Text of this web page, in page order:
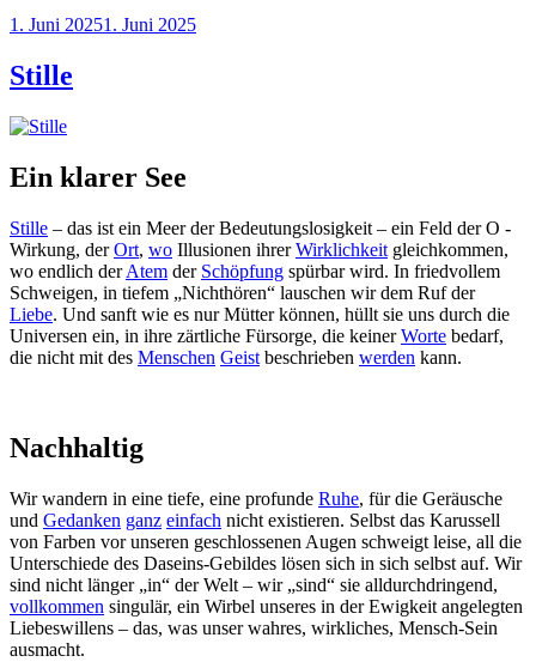
Veröffentlicht
1. Juni 20251. Juni 2025
Stille
Ein klarer See
Stille – das ist ein Meer der Bedeutungslosigkeit – ein Feld der O -
Wirkung, derOrt, wo Illusionen ihrerWirklichkeit gleichkommen,
wo endlich derAtem der Schöpfung spürbar wird. In friedvollem
Schweigen, in tiefem „Nichthören“ lauschen wir dem Ruf der
Liebe. Und sanft wie es nur Mütter können, hüllt sie uns durch die
Universen ein, in ihre zärtliche Fürsorge, die keinerWorte bedarf,
die nicht mit des Menschen Geist beschrieben werden kann.
Nachhaltig
Wir wandern in eine tiefe, eine profunde Ruhe, für die Geräusche
und Gedanken ganz einfach nicht existieren. Selbst das Karussell
von Farben vor unseren geschlossenen Augen schweigt leise, all die
Unterschiede des Daseins-Gebildes lösen sich in sich selbst auf. Wir
sind nicht länger „in“ der Welt – wir „sind“ sie alldurchdringend,
vollkommen singulär, ein Wirbel unseres in der Ewigkeit angelegten
Liebeswillens – das, was unser wahres, wirkliches, Mensch-Sein
ausmacht.